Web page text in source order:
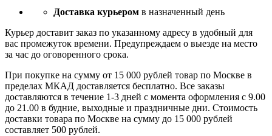
Доставка курьером в назначенный день
Курьер доставит заказ по указанному адресу в удобный для
вас промежуток времени. Предупреждаем о выезде на место
за час до оговоренного срока.
При покупке на сумму от 15 000 рублей товар по Москве в
пределах МКАД доставляется бесплатно. Все заказы
доставляются в течение 1-3 дней с момента оформления с 9.00
до 21.00 в будние, выходные и праздничные дни. Стоимость
доставки товара по Москве на сумму до 15 000 рублей
составляет 500 рублей.